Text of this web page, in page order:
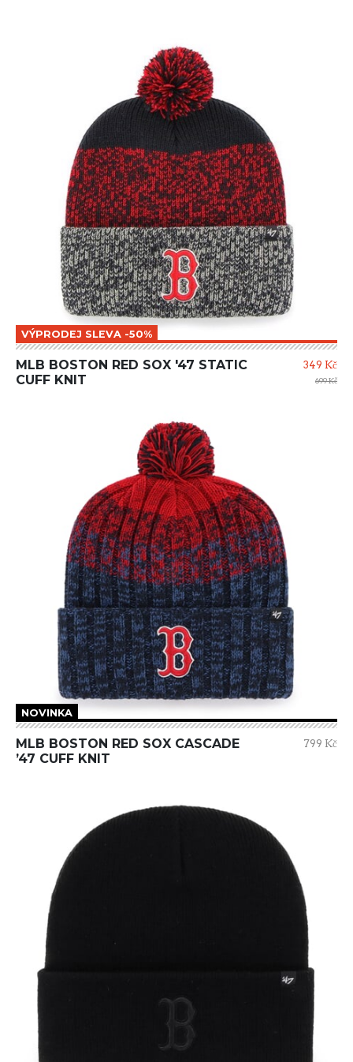
VÝPRODEJ SLEVA -50%
MLB BOSTON RED SOX '47 STATIC
CUFF KNIT
349 Kč
699 Kč
NOVINKA
MLB BOSTON RED SOX CASCADE
’47 CUFF KNIT
799 Kč